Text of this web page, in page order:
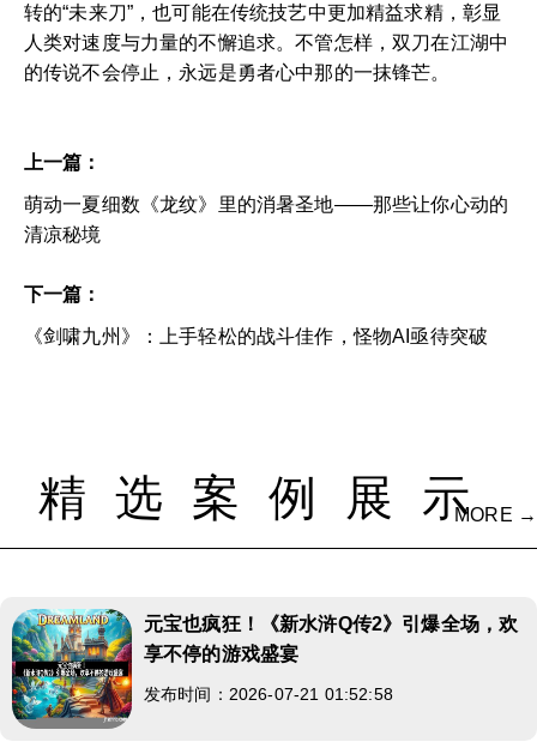
转的“未来刀”，也可能在传统技艺中更加精益求精，彰显
人类对速度与力量的不懈追求。不管怎样，双刀在江湖中
的传说不会停止，永远是勇者心中那的一抹锋芒。
上一篇：
萌动一夏细数《龙纹》里的消暑圣地——那些让你心动的
清凉秘境
下一篇：
《剑啸九州》：上手轻松的战斗佳作，怪物AI亟待突破
精选案例展示MORE →
元宝也疯狂！《新水浒Q传2》引爆全场，欢
享不停的游戏盛宴
发布时间：2026-07-21 01:52:58